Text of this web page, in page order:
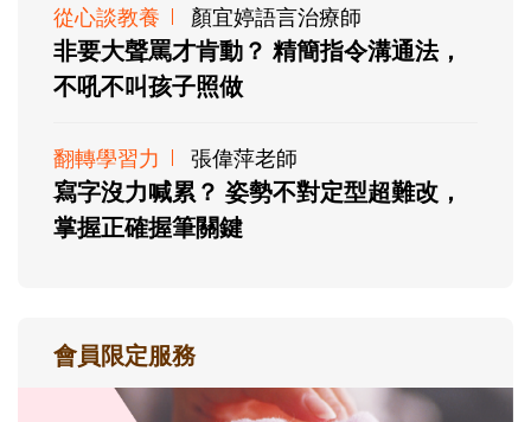
從心談教養 顏宜婷語言治療師
非要大聲罵才肯動？ 精簡指令溝通法，
不吼不叫孩子照做
翻轉學習力 張偉萍老師
寫字沒力喊累？ 姿勢不對定型超難改，
掌握正確握筆關鍵
會員限定服務